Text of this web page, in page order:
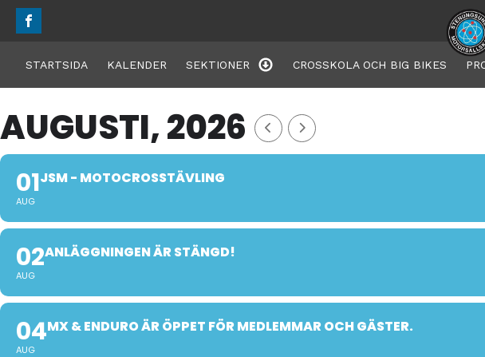
STARTSIDA KALENDER SEKTIONER CROSSKOLA OCH BIG BIKES
AUGUSTI, 2026
01
AUG
JSM - MOTOCROSSTÄVLING
02
AUG
ANLÄGGNINGEN ÄR STÄNGD!
04
AUG
MX & ENDURO ÄR ÖPPET FÖR MEDLEMMAR OCH GÄSTER.